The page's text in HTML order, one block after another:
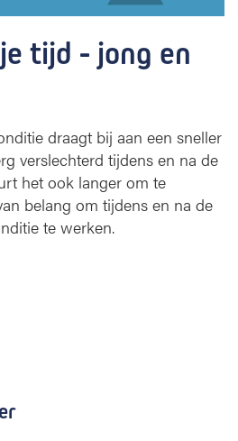
d
tijd - jong en
draagt bij aan een sneller
verslechterd tijdens en na de
het ook langer om te
belang om tijdens en na de
te werken.